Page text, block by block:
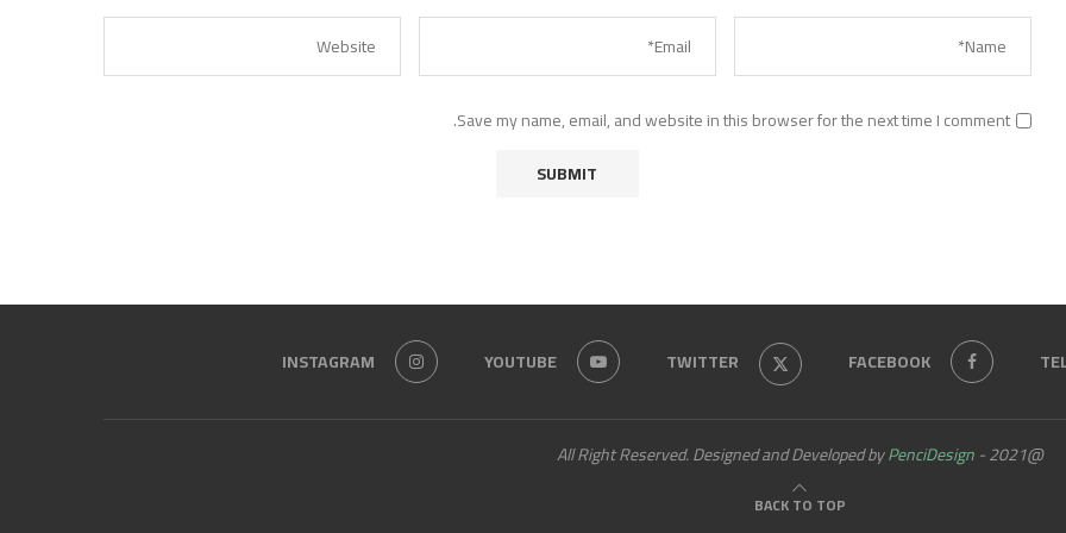
Save my name, email, and website in this browser for the next time I comment.
FACEBOOK
TWITTER
YOUTUBE
INSTAGRAM
@2021 - All Right Reserved. Designed and Developed by
PenciDesign
BACK TO TOP